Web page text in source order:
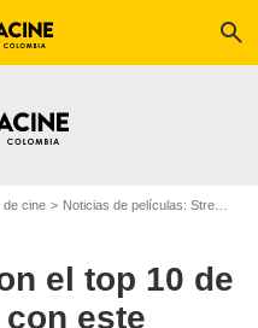
search
de cine Noticias de películas: Streaming
el top 10 de
este